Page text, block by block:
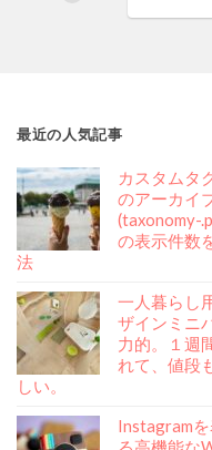
最近の人気記事
カスタムタ
のアーカイ
(taxonomy-
の表示件数
法
一人暮らし
ザインミニ
力的。１週
れて、値段
しい。
Instagram